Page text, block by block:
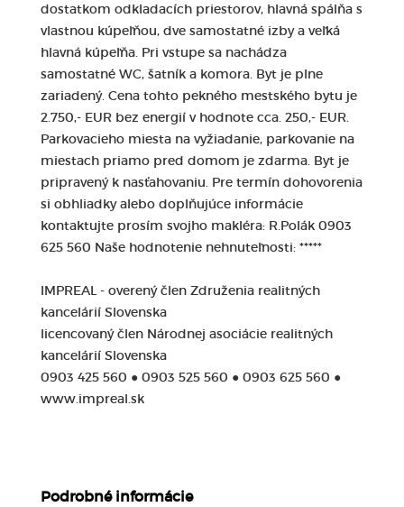
dostatkom odkladacích priestorov, hlavná spálňa s
vlastnou kúpeľňou, dve samostatné izby a veľká
hlavná kúpeľňa. Pri vstupe sa nachádza
samostatné WC, šatník a komora. Byt je plne
zariadený. Cena tohto pekného mestského bytu je
2.750,- EUR bez energií v hodnote cca. 250,- EUR.
Parkovacieho miesta na vyžiadanie, parkovanie na
miestach priamo pred domom je zdarma. Byt je
pripravený k nasťahovaniu. Pre termín dohovorenia
si obhliadky alebo doplňujúce informácie
kontaktujte prosím svojho makléra: R.Polák 0903
625 560 Naše hodnotenie nehnuteľnosti: *****
IMPREAL - overený člen Združenia realitných
kancelárií Slovenska
licencovaný člen Národnej asociácie realitných
kancelárií Slovenska
0903 425 560 ● 0903 525 560 ● 0903 625 560 ●
www.impreal.sk
Podrobné informácie